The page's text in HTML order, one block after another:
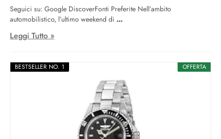
OFFERTA
BESTSELLER NO. 1
Seguici su: Google DiscoverFonti Preferite Nell’ambito
automobilistico, l’ultimo weekend di
Leggi Tutto »